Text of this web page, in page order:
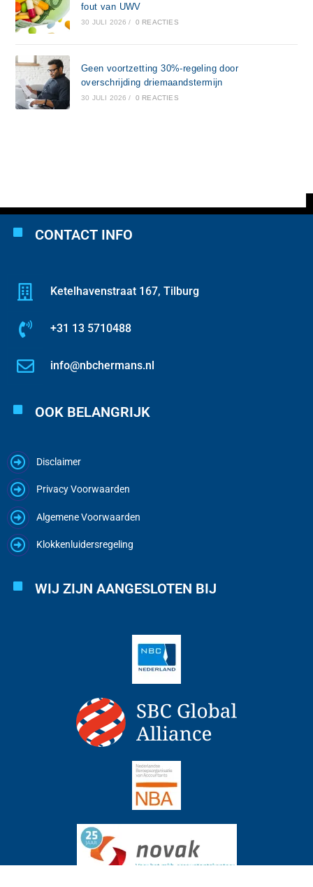
fout van UWV
30 JULI 2026 / 0 REACTIES
Geen voortzetting 30%-regeling door
overschrijding driemaandstermijn
30 JULI 2026 / 0 REACTIES
CONTACT INFO
Ketelhavenstraat 167, Tilburg
+31 13 5710488
info@nbchermans.nl
OOK BELANGRIJK
Disclaimer
Privacy Voorwaarden
Algemene Voorwaarden
Klokkenluidersregeling
WIJ ZIJN AANGESLOTEN BIJ